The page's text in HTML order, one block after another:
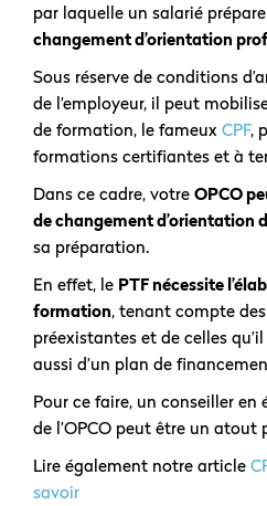
par laquelle un salarié
changement d’orientation
Sous réserve de conditions
de l’employeur, il peut
de formation, le fameux CPF,
formations certifiantes et à
Dans ce cadre, votre OPCO
de changement d’orientation
sa préparation.
En effet, le PTF nécessite
formation , tenant compte
préexistantes et de celles
aussi d’un plan de
Pour ce faire, un conseiller
de l’OPCO peut être un atout
Lire également notre article
savoir